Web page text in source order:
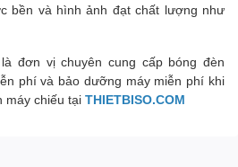
bền và hình ảnh đạt chất lượng như
đơn vị chuyên cung cấp bóng đèn
phí và bảo dưỡng máy miễn phí khi
máy chiếu tại THIETBISO.COM